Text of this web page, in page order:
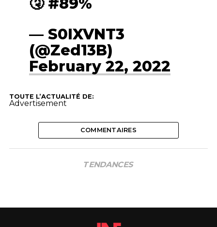
— S0IXVNT3
(@Zed13B)
February 22, 2022
TOUTE L’ACTUALITÉ DE:
Advertisement
COMMENTAIRES
TENDANCES